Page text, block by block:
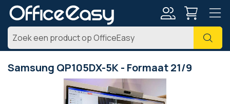
Zoek
Samsung QP105DX-5K - Formaat 21/9